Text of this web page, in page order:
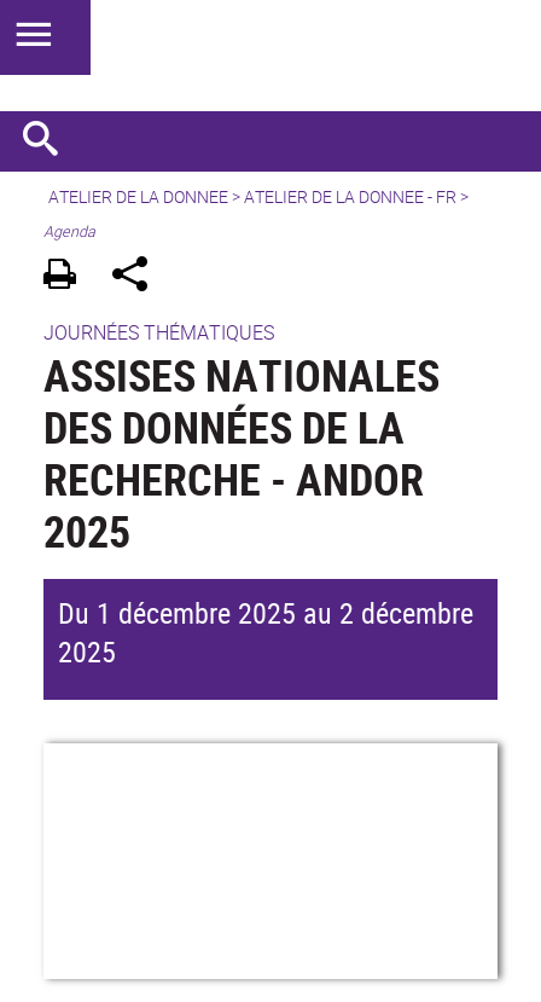
ATELIER DE LA DONNEE>ATELIER DE LA DONNEE - FR >
Agenda
JOURNÉES THÉMATIQUES
ASSISES NATIONALES
DES DONNÉES DE LA
RECHERCHE - ANDOR
2025
Du 1 décembre 2025 au 2 décembre
2025